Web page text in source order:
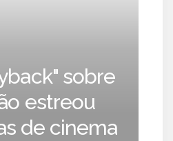
sobre
estreou
de cinema